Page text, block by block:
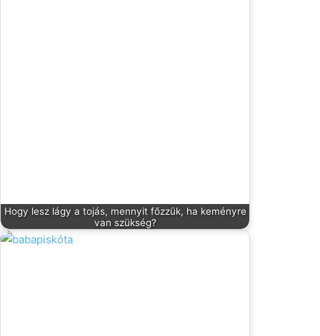
Hogy lesz lágy a tojás, mennyit főzzük, ha keményre
van szükség?